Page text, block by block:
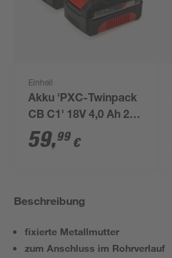
Einhell
Akku 'PXC-Twinpack
CB C1' 18V 4,0 Ah 2
Stück
59,99 €
Beschreibung
fixierte Metallmutter
zum Anschluss im Rohrverlauf